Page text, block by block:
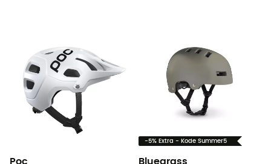
Poc
-5% Extra - Kode Summer5
Bluegrass